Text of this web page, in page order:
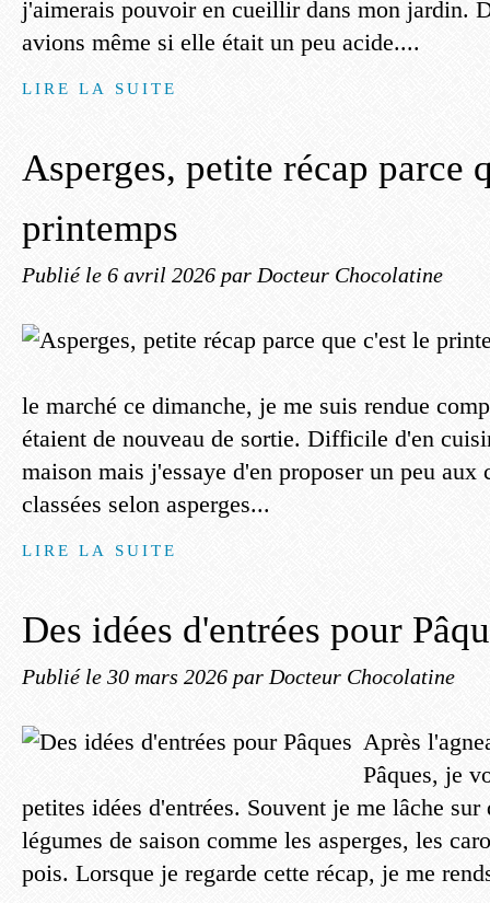
j'aimerais pouvoir en cueillir dans mon jardin.
avions même si elle était un peu acide....
LIRE LA SUITE
Asperges, petite récap parce
printemps
Publié le 6 avril 2026 par Docteur Chocolatine
le marché ce dimanche, je me suis rendue
étaient de nouveau de sortie. Difficile d'en
maison mais j'essaye d'en proposer un peu aux
classées selon asperges...
LIRE LA SUITE
Des idées d'entrées pour
Publié le 30 mars 2026 par Docteur Chocolatine
Après
Pâques, je
petites idées d'entrées. Souvent je me lâche sur
légumes de saison comme les asperges, les
pois. Lorsque je regarde cette récap, je me